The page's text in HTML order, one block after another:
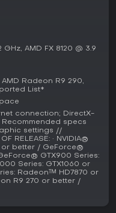
en el gameplay
en 2026, con
para PC que reflejan
por sus mejoras
elogian el entorno
que sigue
o desafíos
comunidad, como el
2026, confirman el
AMD FX 8120 @ 3.9
AMD Radeon R9 290,
List*
connection; DirectX-
specs
settings //
RELEASE: • NVIDIA®
or better / GeForce®
GTX900 Series:
Series: GTX1060 or
Radeon™ HD7870 or
R9 270 or better /